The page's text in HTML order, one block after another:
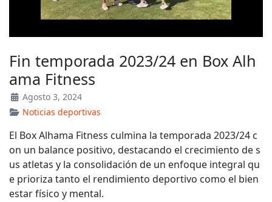
Fin temporada 2023/24 en Box Alh
ama Fitness
Agosto 3, 2024
Noticias deportivas
El Box Alhama Fitness culmina la temporada 2023/24 c
on un balance positivo, destacando el crecimiento de s
us atletas y la consolidación de un enfoque integral qu
e prioriza tanto el rendimiento deportivo como el bien
estar físico y mental.